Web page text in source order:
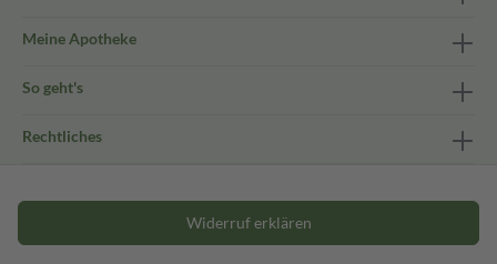
Meine Apotheke
So geht's
Rechtliches
Widerruf erklären